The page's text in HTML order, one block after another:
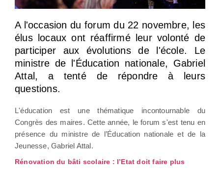
A l'occasion du forum du 22 novembre, les
élus locaux ont réaffirmé leur volonté de
participer aux évolutions de l'école. Le
ministre de l'Éducation nationale, Gabriel
Attal, a tenté de répondre à leurs
questions.
L'éducation est une thématique incontournable du
Congrès des maires. Cette année, le forum s'est tenu en
présence du ministre de l’Éducation nationale et de la
Jeunesse, Gabriel Attal.
Rénovation du bâti scolaire : l’Etat doit faire plus